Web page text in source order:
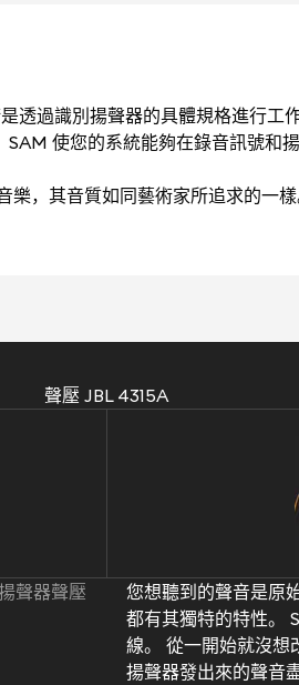
過識別揚聲器的具體規格進行工
使您的系統能夠在錄音訊號和
，其音質如同藝術家所追求的一樣
聲壓 JBL 4315A
聲器聲壓
您想聽到的聲音是原
都有其獨特的特性。
線。 從一開始就沒
揚聲器發出來的聲音